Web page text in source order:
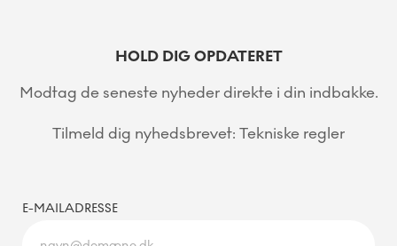
HOLD DIG OPDATERET
Modtag de seneste nyheder direkte i din indbakke.
Tilmeld dig nyhedsbrevet: Tekniske regler
E-MAILADRESSE